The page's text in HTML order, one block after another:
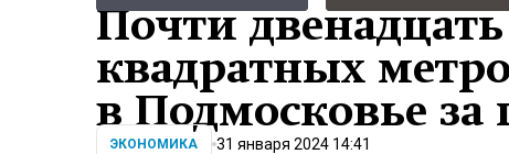
Почти
квадратных
в Подмосковье за
ЭКОНОМИКА 31 января 2024 14:41